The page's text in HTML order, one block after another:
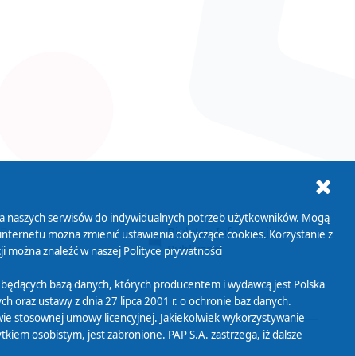
Biuletyn Informacji
Publicznej
naszych serwisów do indywidualnych potrzeb użytkowników. Mogą
można zmienić ustawienia dotyczące cookies. Korzystanie z
można znaleźć w naszej Polityce prywatności
bazą danych, których producentem i wydawcą jest Polska
oraz ustawy z dnia 27 lipca 2001 r. o ochronie baz danych.
stosownej umowy licencyjnej. Jakiekolwiek wykorzystywanie
osobistym, jest zabronione. PAP S.A. zastrzega, iż dalsze